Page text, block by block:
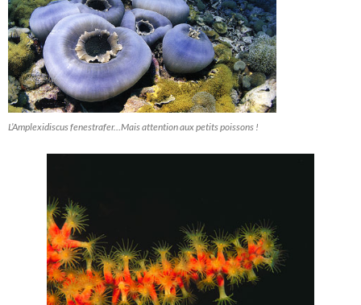
L’Amplexidiscus fenestrafer…Mais attention aux petits poissons !